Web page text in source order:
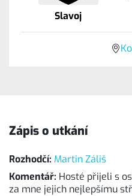
Slavoj
Zápis o utkání
Rozhodčí: Martin Záliš
Komentář: Hosté přijeli s
za mne jejich nejlepšímu